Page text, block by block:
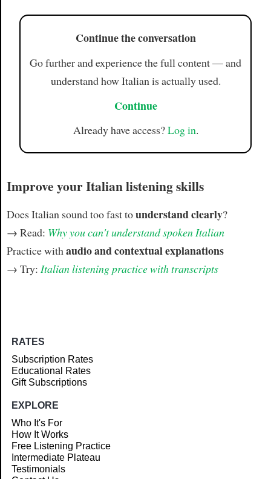
Continue the conversation
Go further and experience the full content — and
understand how Italian is actually used.
Continue
Already have access?Log in.
Improve your Italian listening skills
Does Italian sound too fast tounderstand clearly?
→ Read: Why you can't understand spoken Italian
Practice with audio and contextual explanations
→ Try: Italian listening practice with transcripts
RATES
Subscription Rates
Educational Rates
Gift Subscriptions
EXPLORE
Who It's For
How It Works
Free Listening Practice
Intermediate Plateau
Testimonials